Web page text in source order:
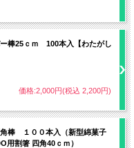
棒25ｃｍ 100本入【わたがし
価格:2,000円(税込 2,200円)
棒 １００本入（新型綿菓子
用割箸 四角40ｃｍ）